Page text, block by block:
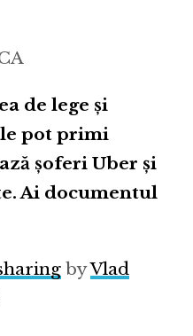
de lege și
pot primi
șoferi Uber și
Ai documentul
byVlad